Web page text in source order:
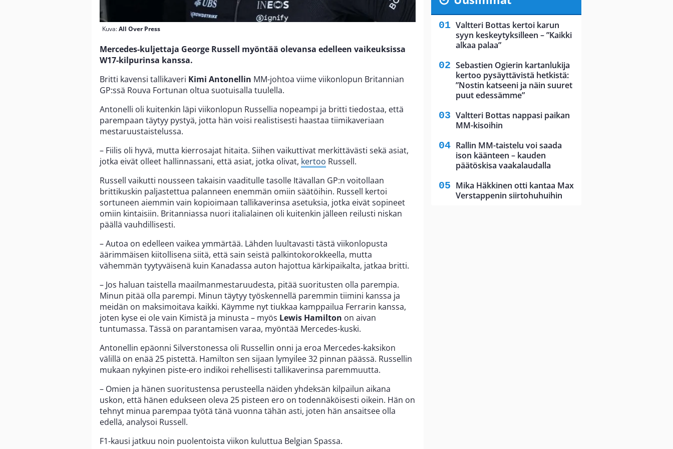
Kuva:All Over Press
Mercedes-kuljettaja George Russell myöntää olevansa edelleen vaikeuksissa
W17-kilpurinsa kanssa.
Britti kavensi tallikaveri Kimi Antonellin MM-johtoa viime viikonlopun Britannian
GP:ssä Rouva Fortunan oltua suotuisalla tuulella.
Antonelli oli kuitenkin läpi viikonlopun Russellia nopeampi ja britti tiedostaa, että
parempaan täytyy pystyä, jotta hän voisi realistisesti haastaa tiimikaveriaan
mestaruustaistelussa.
– Fiilis oli hyvä, mutta kierrosajat hitaita. Siihen vaikuttivat merkittävästi sekä asiat,
jotka eivät olleet hallinnassani, että asiat, jotka olivat, kertoo Russell.
Russell vaikutti nousseen takaisin vaaditulle tasolle Itävallan GP:n voitollaan
brittikuskin paljastettua palanneen enemmän omiin säätöihin. Russell kertoi
sortuneen aiemmin vain kopioimaan tallikaverinsa asetuksia, jotka eivät sopineet
omiin kintaisiin. Britanniassa nuori italialainen oli kuitenkin jälleen reilusti niskan
päällä vauhdillisesti.
– Autoa on edelleen vaikea ymmärtää. Lähden luultavasti tästä viikonlopusta
äärimmäisen kiitollisena siitä, että sain seistä palkintokorokkeella, mutta
vähemmän tyytyväisenä kuin Kanadassa auton hajottua kärkipaikalta, jatkaa britti.
– Jos haluan taistella maailmanmestaruudesta, pitää suoritusten olla parempia.
Minun pitää olla parempi. Minun täytyy työskennellä paremmin tiimini kanssa ja
meidän on maksimoitava kaikki. Käymme nyt tiukkaa kamppailua Ferrarin kanssa,
joten kyse ei ole vain Kimistä ja minusta – myös Lewis Hamilton on aivan
tuntumassa. Tässä on parantamisen varaa, myöntää Mercedes-kuski.
Antonellin epäonni Silverstonessa oli Russellin onni ja eroa Mercedes-kaksikon
välillä on enää 25 pistettä. Hamilton sen sijaan lymyilee 32 pinnan päässä. Russellin
mukaan nykyinen piste-ero indikoi rehellisesti tallikaverinsa paremmuutta.
– Omien ja hänen suoritustensa perusteella näiden yhdeksän kilpailun aikana
uskon, että hänen edukseen oleva 25 pisteen ero on todennäköisesti oikein. Hän on
tehnyt minua parempaa työtä tänä vuonna tähän asti, joten hän ansaitsee olla
edellä, analysoi Russell.
F1-kausi jatkuu noin puolentoista viikon kuluttua Belgian Spassa.
Valtteri Bottas kertoi karun
syyn keskeytyksilleen – ”Kaikki
alkaa palaa”
Sebastien Ogierin kartanlukija
kertoo pysäyttävistä hetkistä:
”Nostin katseeni ja näin suuret
puut edessämme”
Valtteri Bottas nappasi paikan
MM-kisoihin
Rallin MM-taistelu voi saada
ison käänteen – kauden
päätöskisa vaakalaudalla
Mika Häkkinen otti kantaa Max
Verstappenin siirtohuhuihin